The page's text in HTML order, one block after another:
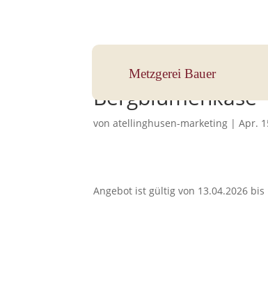
Metzgerei Bauer
Bergblumenkäse
vonatellinghusen-marketing |Apr.
Angebot ist gültig von 13.04.2026 bis